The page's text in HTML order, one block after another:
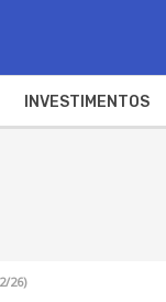
INVESTIMENTOS
26)